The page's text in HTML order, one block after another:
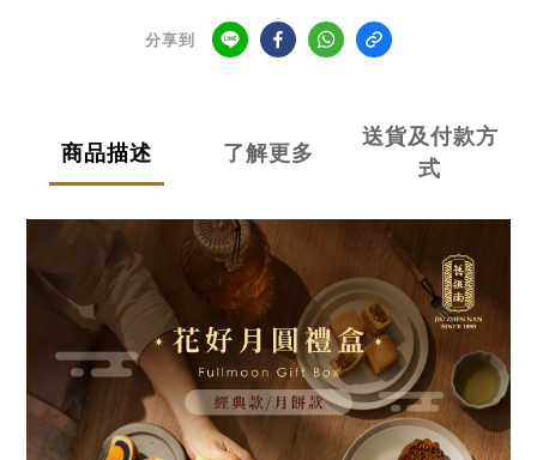
分享到
商品描述 了解更多
送貨及付款方
式